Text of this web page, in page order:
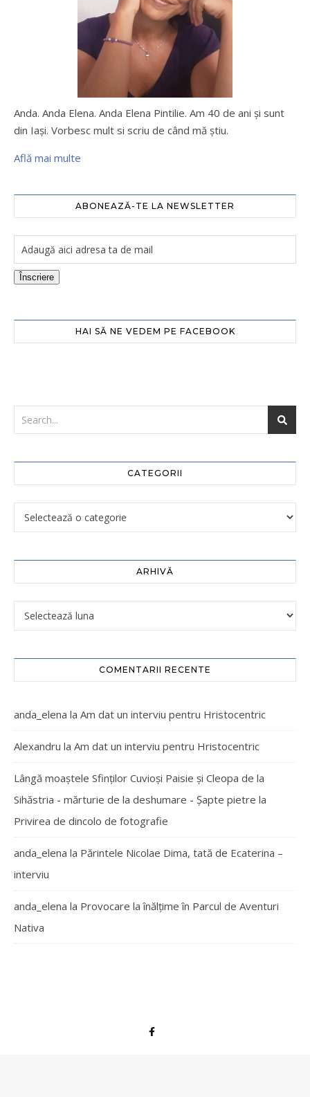
Anda. Anda Elena. Anda Elena Pintilie. Am 40 de ani şi sunt
din Iaşi. Vorbesc mult si scriu de când mă ştiu.
Află mai multe
ABONEAZĂ-TE LA NEWSLETTER
Înscriere
HAI SĂ NE VEDEM PE FACEBOOK
CATEGORII
ARHIVĂ
COMENTARII RECENTE
anda_elena la Am dat un interviu pentru Hristocentric
Alexandru la Am dat un interviu pentru Hristocentric
Lângă moaștele Sfinților Cuvioși Paisie și Cleopa de la
Sihăstria - mărturie de la deshumare - Şapte pietre la
Privirea de dincolo de fotografie
anda_elena la Părintele Nicolae Dima, tată de Ecaterina –
interviu
anda_elena la Provocare la înălțime în Parcul de Aventuri
Nativa